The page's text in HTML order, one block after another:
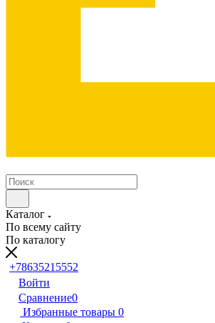
Каталог
По всему сайту
По каталогу
+78635215552
Войти
Сравнение0
Избранные товары 0